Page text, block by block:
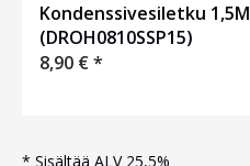
Kondenssivesiletku 1,5M
(DROH0810SSP15)
8,90 €*
* Sisältää ALV 25,5%